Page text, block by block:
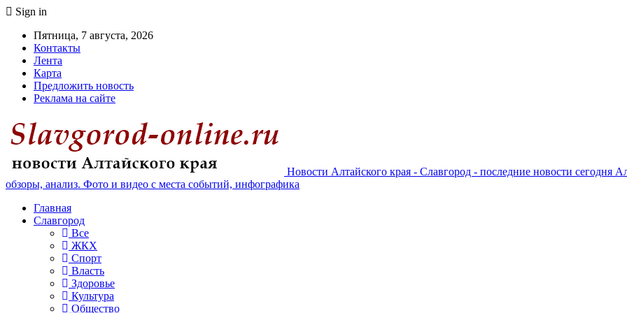
Sign in
Пятница, 7 августа, 2026
Контакты
Лента
Карта
Предложить новость
Реклама на сайте
Новости Алтайского края - Славгород - последние новости сегодня
обзоры, анализ. Фото и видео с места событий, инфографика
Главная
Славгород
Все
ЖКХ
Спорт
Власть
Здоровье
Культура
Общество